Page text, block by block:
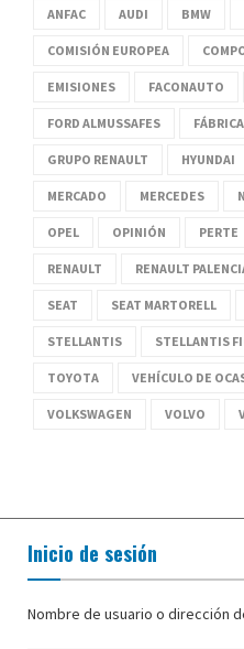
ANFAC AUDI BMW
COMISIÓN EUROPEA
EMISIONES FACONAUTO
FORD ALMUSSAFES
GRUPO RENAULT HYUNDAI
MERCADO MERCEDES
OPEL OPINIÓN PERTE
RENAULT RENAULT
SEAT SEAT MARTORELL
STELLANTIS STELLANTIS
TOYOTA VEHÍCULO DE
VOLKSWAGEN VOLVO
Inicio de sesión
Nombre de usuario o dirección